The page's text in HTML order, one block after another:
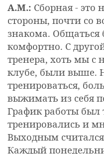
А.М.: Сборная - это
стороны, почти со
знакома. Общаться
комфортно. С
тренера, хоть мы с
клубе, были выше.
тренироваться,
выжимать из себя
График работы
тренировались и
Выходным считался
Каждый